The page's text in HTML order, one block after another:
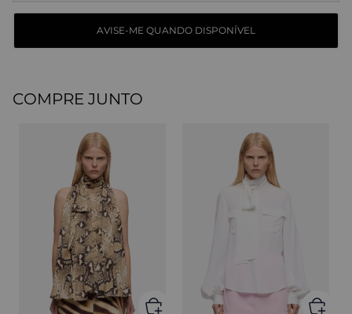
COMPRE JUNTO